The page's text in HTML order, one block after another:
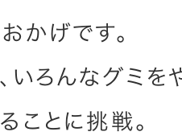
かげです。
いろんなグミ
ことに挑戦。